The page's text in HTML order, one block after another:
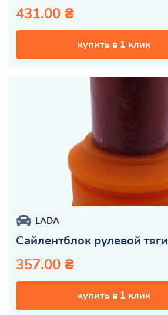
431.00 ₴
купить в 1 клик
LADA
Сайлентблок рулевой тяги
357.00 ₴
купить в 1 клик